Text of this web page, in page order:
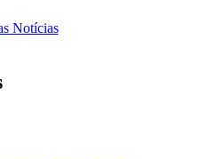
Notícias